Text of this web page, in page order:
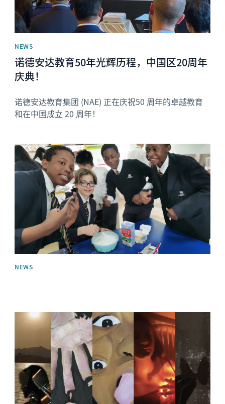
NEWS
诺德安达教育50年光辉历程，中国区20周年
庆典！
诺德安达教育集团 (NAE) 正在庆祝50 周年的卓越教育
和在中国成立 20 周年！
News image
NEWS
News image